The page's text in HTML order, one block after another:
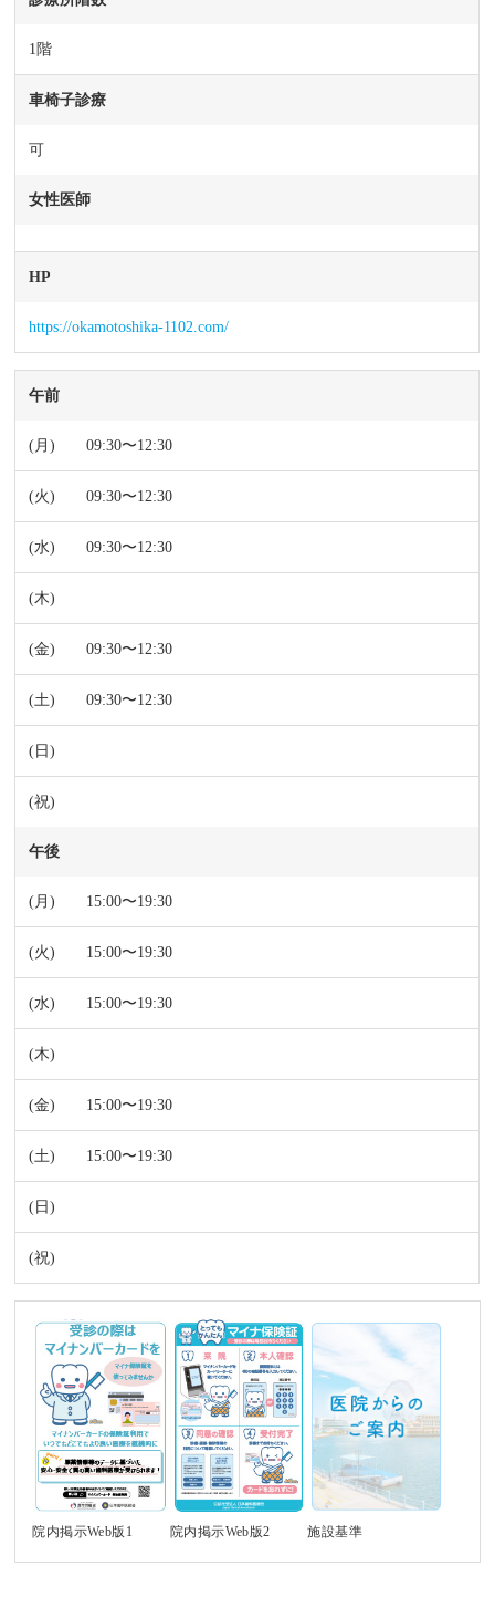
1階
車椅子診療
可
女性医師
HP
https://okamotoshika-1102.com/
午前
09:30〜12:30
09:30〜12:30
09:30〜12:30
09:30〜12:30
09:30〜12:30
午後
15:00〜19:30
15:00〜19:30
15:00〜19:30
15:00〜19:30
15:00〜19:30
院内掲示Web版1 院内掲示Web版2 施設基準